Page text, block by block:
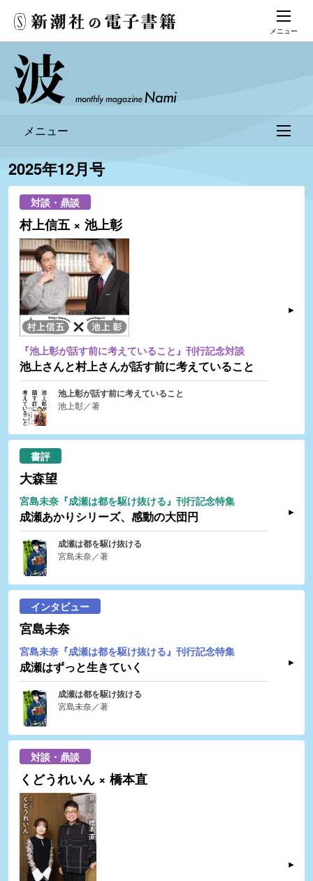
メニュー
メニュー
2025年12月号
対談・鼎談
村上信五 × 池上彰
『池上彰が話す前に考えていること』刊行記念対談
池上さんと村上さんが話す前に考えていること
池上彰が話す前に考えていること
池上彰／著
書評
大森望
宮島未奈『成瀬は都を駆け抜ける』刊行記念特集
成瀬あかりシリーズ、感動の大団円
成瀬は都を駆け抜ける
宮島未奈／著
インタビュー
宮島未奈
宮島未奈『成瀬は都を駆け抜ける』刊行記念特集
成瀬はずっと生きていく
成瀬は都を駆け抜ける
宮島未奈／著
対談・鼎談
くどうれいん × 橋本直